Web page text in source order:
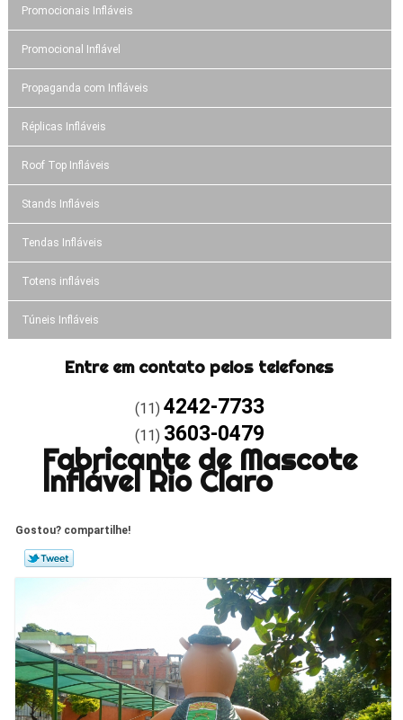
Promocionais Infláveis
Promocional Inflável
Propaganda com Infláveis
Réplicas Infláveis
Roof Top Infláveis
Stands Infláveis
Tendas Infláveis
Totens infláveis
Túneis Infláveis
Entre em contato pelos telefones
(11) 4242-7733
(11) 3603-0479
Fabricante de Mascote
Inflável Rio Claro
Gostou? compartilhe!